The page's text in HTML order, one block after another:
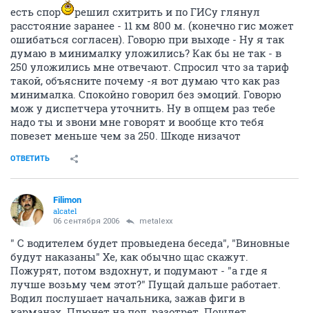
есть спор
решил схитрить и по ГИСу глянул
расстояние заранее - 11 км 800 м. (конечно гис может
ошибаться согласен). Говорю при выходе - Ну я так
думаю в минималку уложились? Как бы не так - в
250 уложились мне отвечают. Спросил что за тариф
такой, объясните почему -я вот думаю что как раз
минималка. Спокойно говорил без эмоций. Говорю
мож у диспетчера уточнить. Ну в опщем раз тебе
надо ты и звони мне говорят и вообще кто тебя
повезет меньше чем за 250. Шкоде низачот
ОТВЕТИТЬ
Filimon
alcatel
06 сентября 2006 metalexx
" С водителем будет провыедена беседа", "Виновные
будут наказаны" Хе, как обычно щас скажут.
Пожурят, потом вздохнут, и подумают - "а где я
лучше возьму чем этот?" Пущай дальше работает.
Водил послушает начальника, зажав фиги в